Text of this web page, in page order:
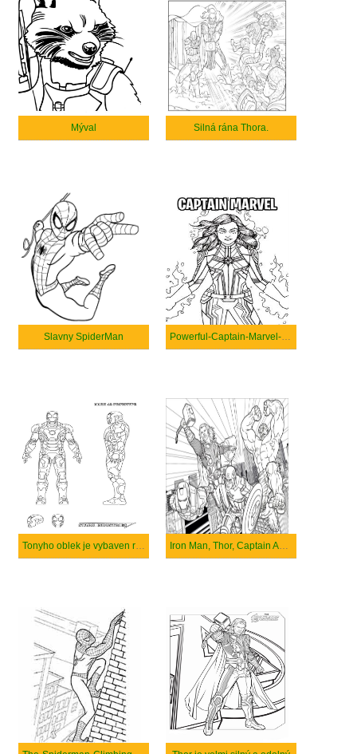
Mýval Silná rána Thora.
Slavny SpiderMan Powerful-Captain-Marvel-coloring
Tonyho oblek je vybaven různými zbraněmi pulzní pistolí, raketami, lasery. Iron Man, Thor, Captain America a Hulk zachraňují město.